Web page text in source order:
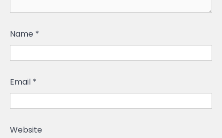
Name *
Email *
Website